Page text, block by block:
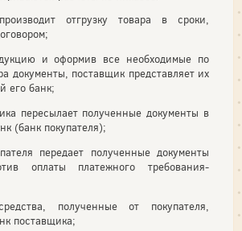
отгрузку товара в сроки,
и оформив все необходимые по
документы, поставщик представляет их
его банк;
пересылает полученные документы в
(банк покупателя);
передает полученные документы
оплаты платежного требования-
полученные от покупателя,
поставщика;